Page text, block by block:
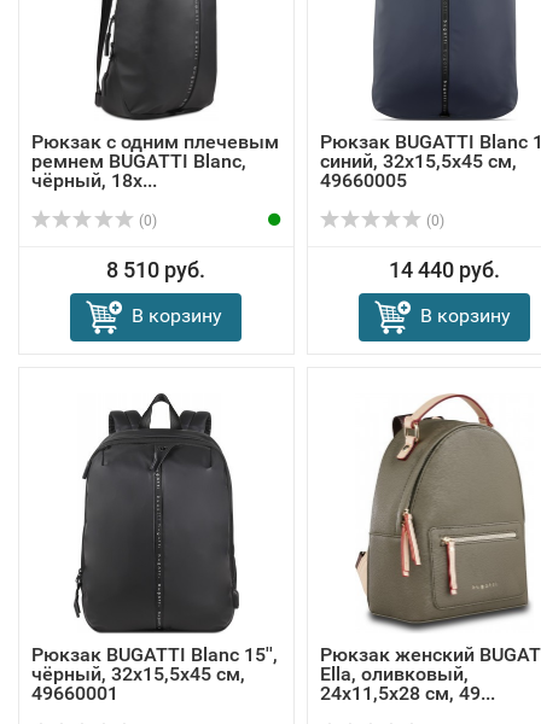
Рюкзак с одним плечевым
ремнем BUGATTI Blanc,
чёрный, 18х...
(0)
8 510 руб.
В корзину
Рюкзак BUGATTI Blanc
синий, 32х15,5х45 см,
49660005
(0)
14 440 руб.
В корзину
Рюкзак BUGATTI Blanc 15'',
чёрный, 32х15,5х45 см,
49660001
Рюкзак женский
Ella, оливковый,
24х11,5х28 см, 49...